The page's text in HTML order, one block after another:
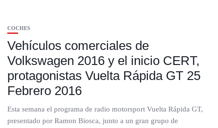
COCHES
Vehículos comerciales de
Volkswagen 2016 y el inicio CERT,
protagonistas Vuelta Rápida GT 25
Febrero 2016
Esta semana el programa de radio motorsport Vuelta Rápida GT,
presentado por Ramon Biosca, junto a un gran grupo de